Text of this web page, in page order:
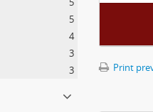
5
4
3
3 Print